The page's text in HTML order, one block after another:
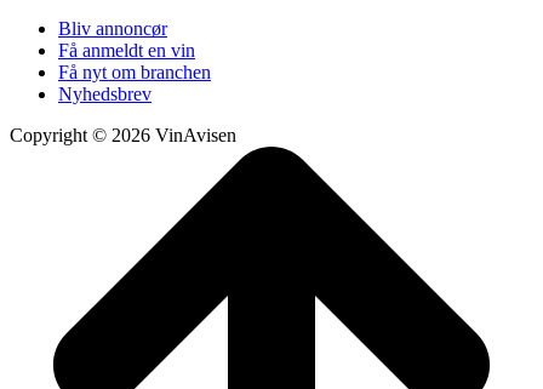
Bliv annoncør
Få anmeldt en vin
Få nyt om branchen
Nyhedsbrev
Copyright © 2026 VinAvisen